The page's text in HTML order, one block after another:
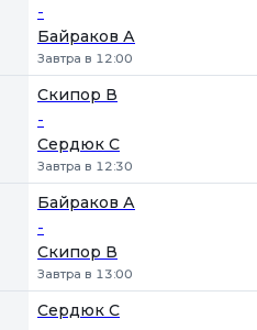
-
Байраков А
Завтра в 12:00
Скипор В
-
Сердюк С
Завтра в 12:30
Байраков А
-
Скипор В
Завтра в 13:00
Сердюк С